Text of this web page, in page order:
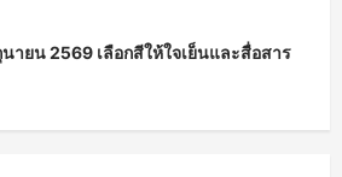
ายน 2569 เลือกสีให้ใจเย็นและสื่อสาร